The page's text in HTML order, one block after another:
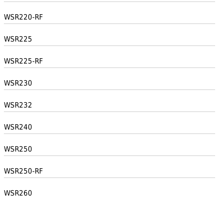
WSR220-RF
WSR225
WSR225-RF
WSR230
WSR232
WSR240
WSR250
WSR250-RF
WSR260